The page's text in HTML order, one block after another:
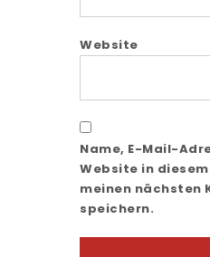
Website
Name, E-Mail-
Website in
meinen nächsten
speichern.